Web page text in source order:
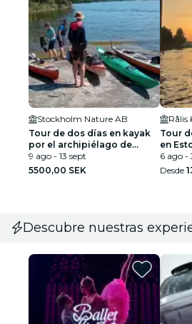
Stockholm Nature AB
Tour de dos días en kayak
por el archipiélago de
Estocolmo
9 ago - 13 sept
5500,00 SEK
Rålis
Tour
en
6 ago -
Desde
Descubre nuestras